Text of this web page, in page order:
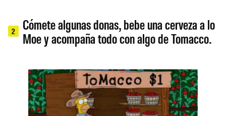
2
Cómete algunas donas, bebe una cerveza a lo
Moe y acompaña todo con algo de Tomacco.